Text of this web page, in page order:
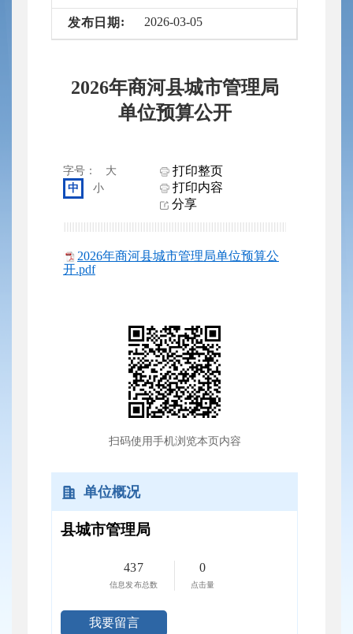
发布 日 期 2026-03-05
2026年商河县城市管理局
单位预算公开
字号：
大
中
小
打印整页
打印内容
分享
2026年商河县城市管理局单位预算公
开.pdf
扫码使用手机浏览本页内容
单位概况
县城市管理局
437
信息发布总数
0
点击量
我要留言